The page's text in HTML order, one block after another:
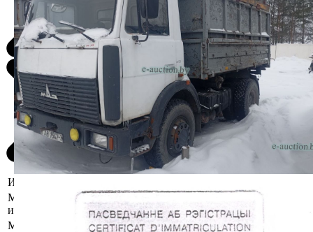
Информация о предмете торгов
Местоположение
имущества
Гомельская область, Мозырский р-н,
д. Прудок, ул. Центральная, 1в
Марка
МАЗ